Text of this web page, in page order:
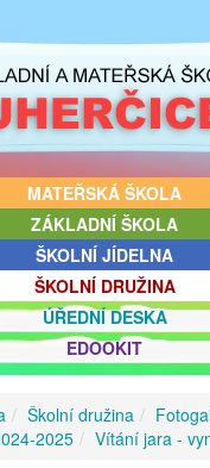
MATEŘSKÁ ŠKOLA
ZÁKLADNÍ ŠKOLA
ŠKOLNÍ JÍDELNA
ŠKOLNÍ DRUŽINA
ÚŘEDNÍ DESKA
EDOOKIT
Školní družina
2025
Vítání jara -